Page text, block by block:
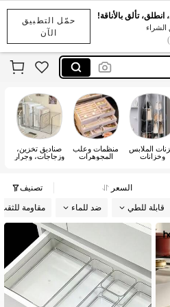
حمّل التطبيق
الآن
الملابس
وخزانات
منظمات وعلب
المجوهرات
صناديق تخزين،
وزجاجات، وجرار
السعر تصنيف
قابلة للطي ضد للماء مقاومة للثقب